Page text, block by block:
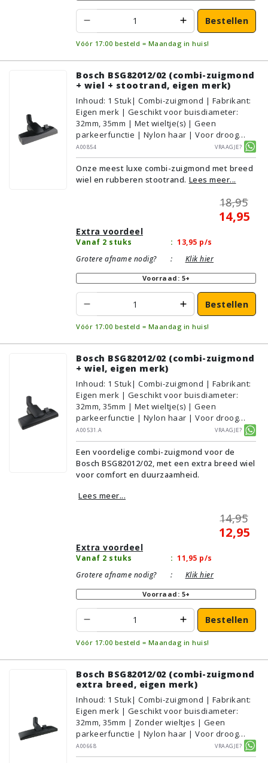
Bestellen
Vóór 17:00 besteld = Maandag in huis!
Bosch BSG82012/02 (combi-zuigmond
+ wiel + stootrand, eigen merk)
Inhoud: 1 Stuk| Combi-zuigmond | Fabrikant:
Eigen merk | Geschikt voor buisdiameter:
32mm, 35mm | Met wieltje(s) | Geen
parkeerfunctie | Nylon haar | Voor droog
gebruik | Breedte: 28cm | Zonder verlichting |
Zonder kliksysteem | Kleur: Grijs, Zwart |
Alternatief | Geschikt voor vloertype:
Plavuizen/Tegels, Parket/Laminaat,
A00854 Vraagje?
Onze meest luxe combi-zuigmond met breed
wiel en rubberen stootrand. Lees meer...
18,95
14,95
Extra voordeel
Vanaf 2 stuks : 13,95 p/s
Grotere afname nodig?
: Klik hier
Voorraad: 5+
Bestellen
Vóór 17:00 besteld = Maandag in huis!
Bosch BSG82012/02 (combi-zuigmond
+ wiel, eigen merk)
Inhoud: 1 Stuk| Combi-zuigmond | Fabrikant:
Eigen merk | Geschikt voor buisdiameter:
32mm, 35mm | Met wieltje(s) | Geen
parkeerfunctie | Nylon haar | Voor droog
gebruik | Breedte: 28cm | Zonder verlichting |
Zonder kliksysteem | Zwart | Alternatief |
Geschikt voor vloertype: Plavuizen/Tegels,
Parket/Laminaat, PVC/Vinyl,
Tapijt/Vloerbedekking
A00531.A Vraagje?
Een voordelige combi-zuigmond voor de
Bosch BSG82012/02, met een extra breed wiel
voor comfort en duurzaamheid.
Lees meer...
14,95
12,95
Extra voordeel
Vanaf 2 stuks : 11,95 p/s
Grotere afname nodig?
: Klik hier
Voorraad: 5+
Bestellen
Vóór 17:00 besteld = Maandag in huis!
Bosch BSG82012/02 (combi-zuigmond
extra breed, eigen merk)
Inhoud: 1 Stuk| Combi-zuigmond | Fabrikant:
Eigen merk | Geschikt voor buisdiameter:
32mm, 35mm | Zonder wieltjes | Geen
parkeerfunctie | Nylon haar | Voor droog
gebruik | Breedte: 30cm | Zonder verlichting |
Zonder kliksysteem | Zwart | Alternatief |
A00668 Vraagje?